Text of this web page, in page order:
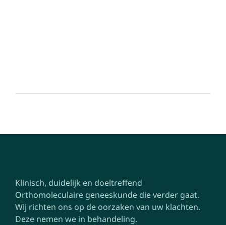
Klinisch, duidelijk en doeltreffend
Orthomoleculaire geneeskunde die verder gaat.
Wij richten ons op de oorzaken van uw klachten.
Deze nemen we in behandeling.